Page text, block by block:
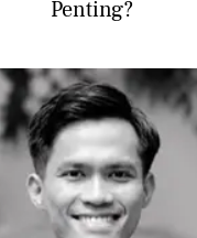
Penting?